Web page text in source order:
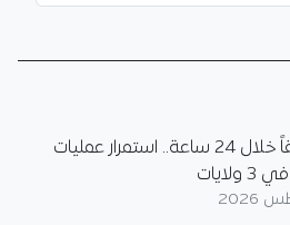
56 حريقاً خلال 24 ساعة.. استمرار عمليات